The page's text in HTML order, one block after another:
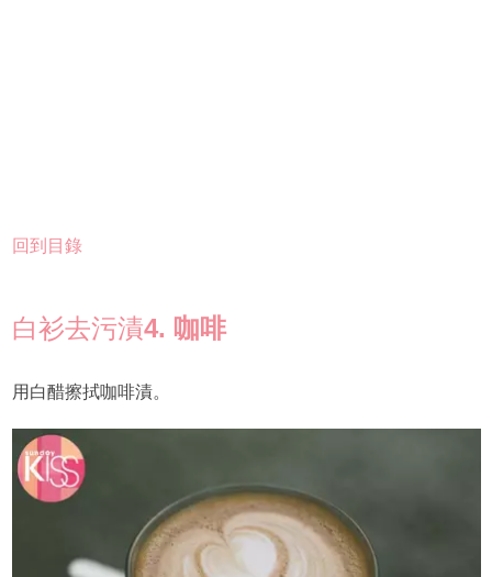
回到目錄
白衫去污漬4. 咖啡
用白醋擦拭咖啡漬。